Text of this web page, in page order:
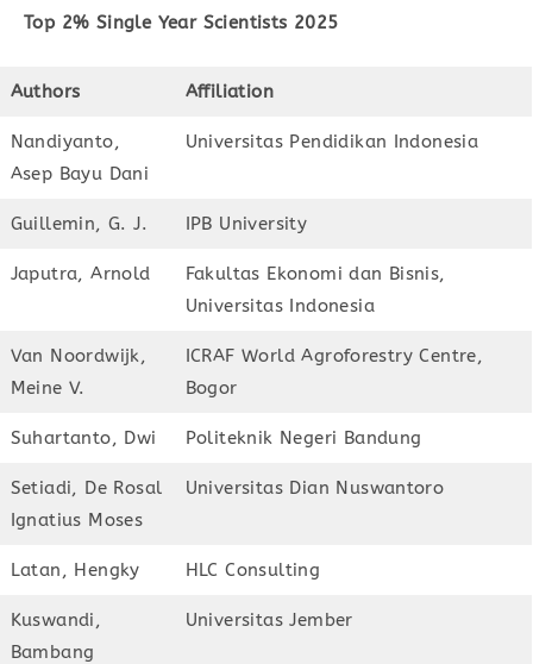
Top 2% Single Year Scientists 2025
Authors Affiliation
Nandiyanto,
Asep Bayu Dani
Universitas Pendidikan Indonesia
Guillemin, G. J. IPB University
Japutra, Arnold
Fakultas Ekonomi dan Bisnis,
Universitas Indonesia
Van Noordwijk,
Meine V.
ICRAF World Agroforestry Centre,
Bogor
Suhartanto, Dwi Politeknik Negeri Bandung
Setiadi, De Rosal
Ignatius Moses
Universitas Dian Nuswantoro
Latan, Hengky HLC Consulting
Kuswandi,
Bambang
Universitas Jember